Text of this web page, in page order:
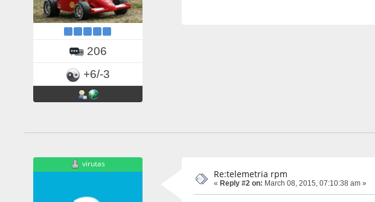
206
+6/-3
virutas
Re:telemetria rpm
« Reply #2 on: March 08, 2015, 07:10:38 am »